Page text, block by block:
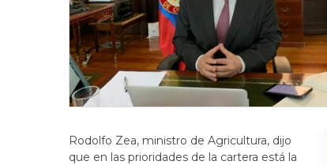
Rodolfo Zea, ministro de Agricultura, dijo
que en las prioridades de la cartera está la